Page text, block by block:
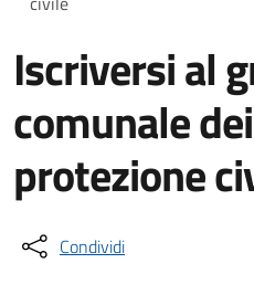
Iscriversi al
comunale
protezione
Condividi